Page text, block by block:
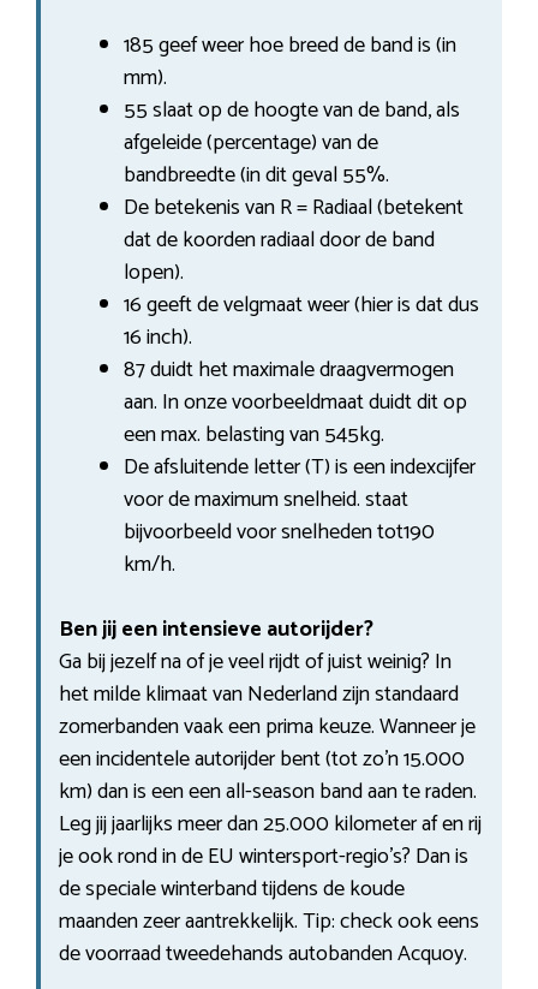
185 geef weer hoe breed de band is (in
mm).
55 slaat op de hoogte van de band, als
afgeleide (percentage) van de
bandbreedte (in dit geval 55%.
De betekenis van R = Radiaal (betekent
dat de koorden radiaal door de band
lopen).
16 geeft de velgmaat weer (hier is dat dus
16 inch).
87 duidt het maximale draagvermogen
aan. In onze voorbeeldmaat duidt dit op
een max. belasting van 545kg.
De afsluitende letter (T) is een indexcijfer
voor de maximum snelheid. staat
bijvoorbeeld voor snelheden tot190
km/h.
Ben jij een intensieve autorijder?
Ga bij jezelf na of je veel rijdt of juist weinig? In
het milde klimaat van Nederland zijn standaard
zomerbanden vaak een prima keuze. Wanneer je
een incidentele autorijder bent (tot zo’n 15.000
km) dan is een een all-season band aan te raden.
Leg jij jaarlijks meer dan 25.000 kilometer af en rij
je ook rond in de EU wintersport-regio’s? Dan is
de speciale winterband tijdens de koude
maanden zeer aantrekkelijk. Tip: check ook eens
de voorraad tweedehands autobanden Acquoy.